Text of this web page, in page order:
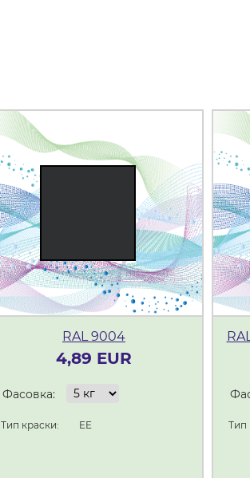
RAL 9004
4,89 EUR
Фасовка:
Тип краски: EE Тип